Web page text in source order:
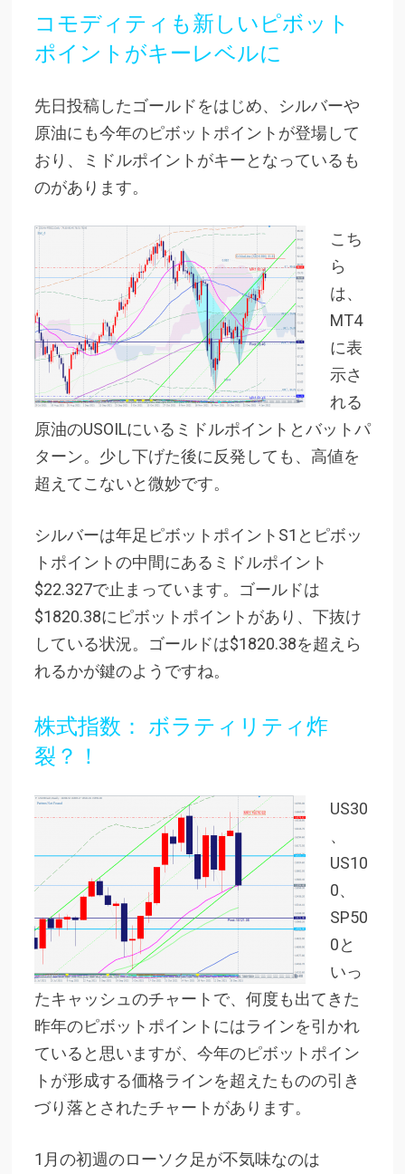
コモディティも新しいピボット
ポイントがキーレベルに
先日投稿したゴールドをはじめ、シルバーや
原油にも今年のピボットポイントが登場して
おり、ミドルポイントがキーとなっているも
のがあります。
こち
ら
は、
MT4
に表
示さ
れる
原油のUSOILにいるミドルポイントとバットパ
ターン。少し下げた後に反発しても、高値を
超えてこないと微妙です。
シルバーは年足ピボットポイントS1とピボッ
トポイントの中間にあるミドルポイント
$22.327で止まっています。ゴールドは
$1820.38にピボットポイントがあり、下抜け
している状況。ゴールドは$1820.38を超えら
れるかが鍵のようですね。
株式指数： ボラティリティ炸
裂？！
US30
、
US10
0、
SP50
0と
いっ
たキャッシュのチャートで、何度も出てきた
昨年のピボットポイントにはラインを引かれ
ていると思いますが、今年のピボットポイン
トが形成する価格ラインを超えたものの引き
づり落とされたチャートがあります。
1月の初週のローソク足が不気味なのは